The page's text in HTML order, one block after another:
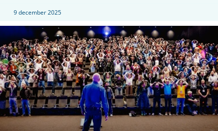
9 december 2025